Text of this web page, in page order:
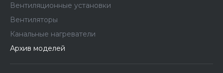
Вентиляционные установки
Вентиляторы
Канальные нагреватели
Архив моделей